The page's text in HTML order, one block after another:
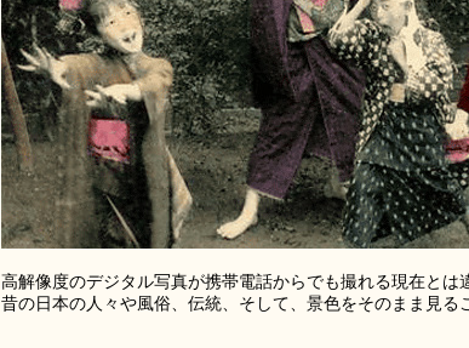
高解像度のデジタル写真が携帯電話からでも撮れる現在とは
昔の日本の人々や風俗、伝統、そして、景色をそのまま見る